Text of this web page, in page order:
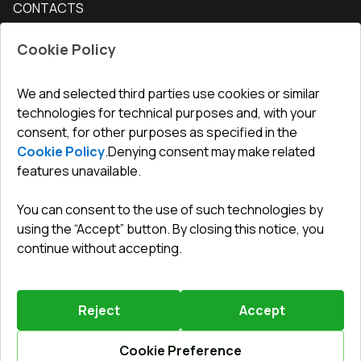
Interior doors
How to measure windows
For companies, cooperation
Conditions for returning goods
Guarantee
CONTACTS
undefined(undefined)
info@toptechnik.com.pl
Polityka prywatności
REGULAMIN
©2026.All right reserved.Powered byVitrager.com.
Report a problem?
Cookie Policy
We and selected third parties use cookies or similar
technologies for technical purposes and, with your
consent, for other purposes as specified in the
Cookie Policy.Denying consent may make related
features unavailable.
You can consent to the use of such technologies by
using the “Accept” button. By closing this notice, you
continue without accepting.
Reject Accept
Cookie Preference